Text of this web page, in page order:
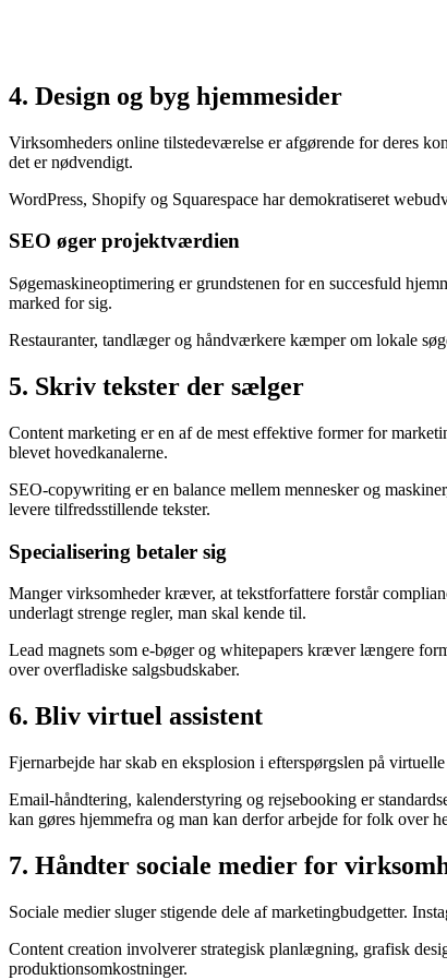
4. Design og byg hjemmesider
Virksomheders online tilstedeværelse er afgørende for deres
det er nødvendigt.
WordPress, Shopify og Squarespace har demokratiseret
SEO øger projektværdien
Søgemaskineoptimering er grundstenen for en succesfuld
marked for sig.
Restauranter, tandlæger og håndværkere kæmper om lokale
5. Skriv tekster der sælger
Content marketing er en af de mest effektive former for
blevet hovedkanalerne.
SEO-copywriting er en balance mellem mennesker og
levere tilfredsstillende tekster.
Specialisering betaler sig
Manger virksomheder kræver, at tekstforfattere forstår
underlagt strenge regler, man skal kende til.
Lead magnets som e-bøger og whitepapers kræver længere
over overfladiske salgsbudskaber.
6. Bliv virtuel assistent
Fjernarbejde har skab en eksplosion i efterspørgslen på
Email-håndtering, kalenderstyring og rejsebooking er
kan gøres hjemmefra og man kan derfor arbejde for folk over
7. Håndter sociale medier for
Sociale medier sluger stigende dele af marketingbudgetter.
Content creation involverer strategisk planlægning, grafisk
produktionsomkostninger.